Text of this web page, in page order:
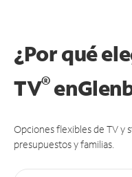
¿Por qué
TV®en
Opciones flexibles de TV y
presupuestos y familias.